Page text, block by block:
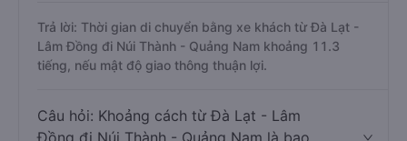
Trả lời: Thời gian di chuyển bằng xe khách từ Đà Lạt -
Lâm Đồng đi Núi Thành - Quảng Nam khoảng 11.3
tiếng, nếu mật độ giao thông thuận lợi.
Câu hỏi: Khoảng cách từ Đà Lạt - Lâm
Đồng đi Núi Thành - Quảng Nam là bao